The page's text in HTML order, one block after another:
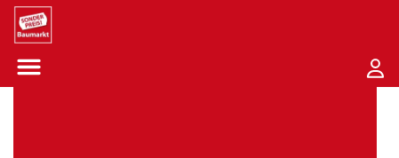
Sounder Preis Logo